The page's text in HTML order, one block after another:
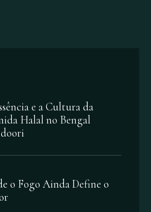
e a Cultura da
Halal no Bengal
o Fogo Ainda Define o